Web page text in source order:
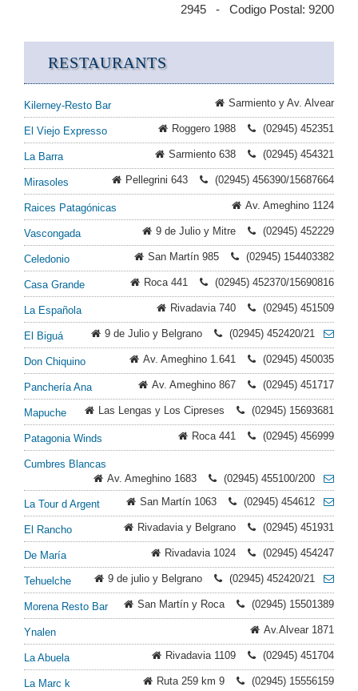
2945 - Codigo Postal: 9200
RESTAURANTS
Kilerney-Resto Bar Sarmiento y Av. Alvear
El Viejo Expresso Roggero 1988 (02945) 452351
La Barra Sarmiento 638 (02945) 454321
Mirasoles Pellegrini 643 (02945) 456390/15687664
Raices Patagónicas Av. Ameghino 1124
Vascongada 9 de Julio y Mitre (02945) 452229
Celedonio San Martín 985 (02945) 154403382
Casa Grande Roca 441 (02945) 452370/15690816
La Española Rivadavia 740 (02945) 451509
El Biguá 9 de Julio y Belgrano (02945) 452420/21
Don Chiquino Av. Ameghino 1.641 (02945) 450035
Panchería Ana Av. Ameghino 867 (02945) 451717
Mapuche Las Lengas y Los Cipreses (02945) 15693681
Patagonia Winds Roca 441 (02945) 456999
Cumbres Blancas
Av. Ameghino 1683
(02945) 455100/200
La Tour d Argent San Martín 1063 (02945) 454612
El Rancho Rivadavia y Belgrano (02945) 451931
De María Rivadavia 1024 (02945) 454247
Tehuelche 9 de julio y Belgrano (02945) 452420/21
Morena Resto Bar San Martín y Roca (02945) 15501389
Ynalen Av.Alvear 1871
La Abuela Rivadavia 1109 (02945) 451704
La Marc k Ruta 259 km 9 (02945) 15556159